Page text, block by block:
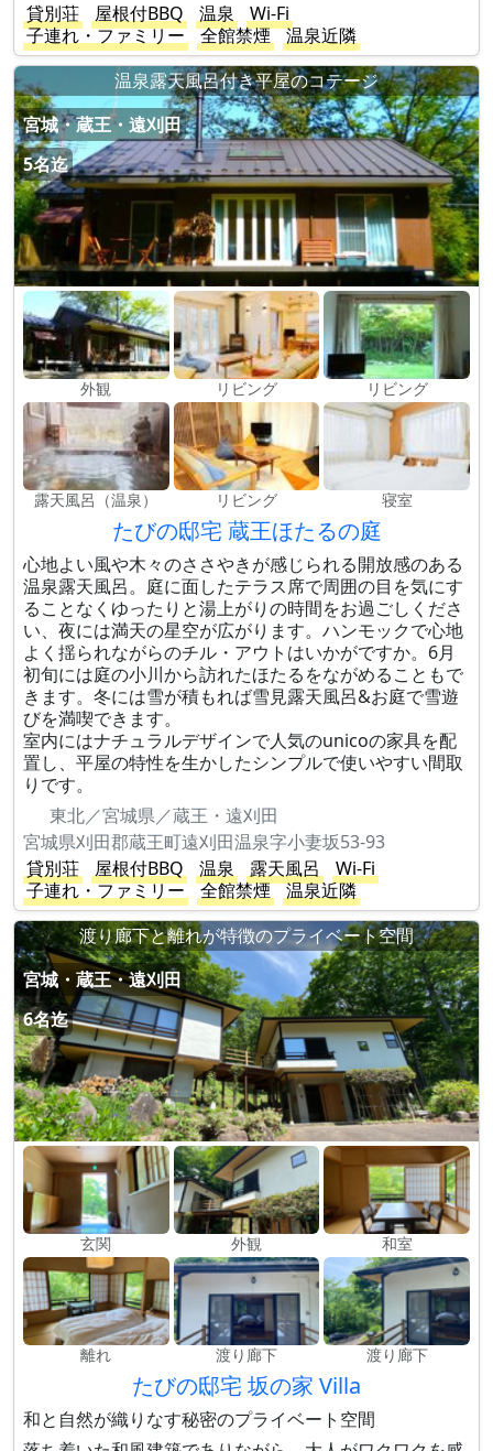
貸別荘
屋根付BBQ 温泉
Wi-Fi
子連れ・ファミリー
全館禁煙
温泉近隣
温泉露天風呂付き平屋のコテージ
宮城・蔵王・遠刈田
5名迄
外観 リビング リビング
露天風呂（温泉） リビング 寝室
たびの邸宅 蔵王ほたるの庭
心地よい風や木々のささやきが感じられる開放感のある
温泉露天風呂。庭に面したテラス席で周囲の目を気にす
ることなくゆったりと湯上がりの時間をお過ごしくださ
い、夜には満天の星空が広がります。ハンモックで心地
よく揺られながらのチル・アウトはいかがですか。6月
初旬には庭の小川から訪れたほたるをながめることもで
きます。冬には雪が積もれば雪見露天風呂&お庭で雪遊
びを満喫できます。
室内にはナチュラルデザインで人気のunicoの家具を配
置し、平屋の特性を生かしたシンプルで使いやすい間取
りです。
東北／宮城県／蔵王・遠刈田
宮城県刈田郡蔵王町遠刈田温泉字小妻坂53-93
貸別荘
屋根付BBQ 温泉 露天風呂
Wi-Fi
子連れ・ファミリー
全館禁煙
温泉近隣
渡り廊下と離れが特徴のプライベート空間
宮城・蔵王・遠刈田
6名迄
玄関 外観 和室
離れ 渡り廊下 渡り廊下
たびの邸宅 坂の家 Villa
和と自然が織りなす秘密のプライベート空間